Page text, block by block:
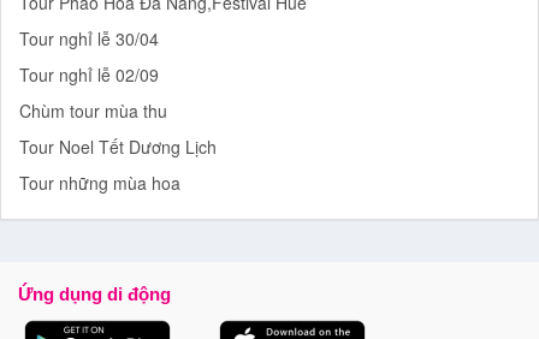
Tour nghỉ lễ 30/04
Tour nghỉ lễ 02/09
Chùm tour mùa thu
Tour Noel Tết Dương Lịch
Tour những mùa hoa
Ứng dụng di động